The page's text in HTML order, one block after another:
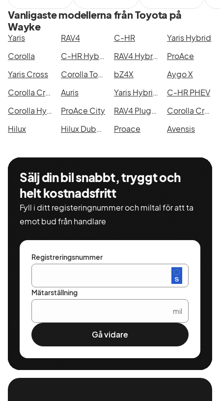
Vanligaste modellerna från Toyota på
Wayke
Yaris RAV4 C-HR
Yaris Hybrid
Corolla
C-HR Hybrid RAV4 Hybrid AWD-i
ProAce
Yaris Cross
Corolla Touring Sports Hybrid bZ4X
Aygo X
Corolla Cross
Auris Yaris Hybrid 115
C-HR PHEV
Corolla Hybrid
ProAce City RAV4 Plug-in Hybrid
Corolla Cross Hybrid AWD-i
Hilux
Hilux Dubbelhytt Proace Avensis
Sälj din bil snabbt, tryggt och
helt kostnadsfritt
Fyll i ditt registeringnummer och miltal för att ta
emot bud från handlare
Registreringsnummer
Mätarställning
mil
Gå vidare